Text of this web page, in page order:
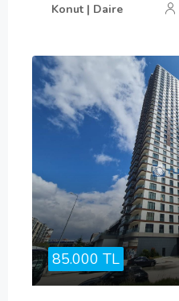
Konut | Daire
85.000 TL